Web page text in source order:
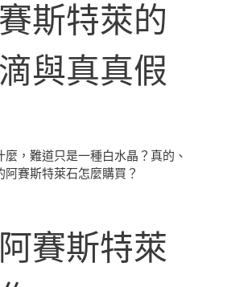
斯特萊的
與真真假
，難道只是一種白水晶？真的、
賽斯特萊石怎麼購買？
賽斯特萊